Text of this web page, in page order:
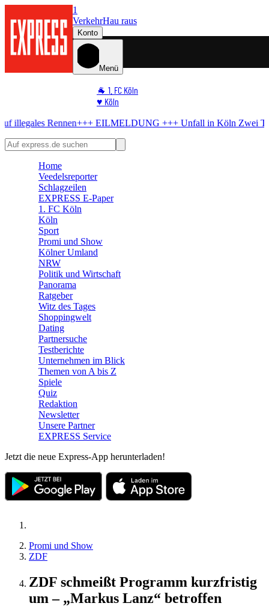
1
VerkehrHau raus
Konto
Menü
🐐 1. FC Köln
♥️ Köln
🏆 Sport
+++ EILMELDUNG +++Unfall in KölnZwei Tote bei Motorrad-
Home
Veedelsreporter
Schlagzeilen
EXPRESS E-Paper
1. FC Köln
Köln
Sport
Promi und Show
Kölner Umland
NRW
Politik und Wirtschaft
Panorama
Ratgeber
Witz des Tages
Shoppingwelt
Dating
Partnersuche
Testberichte
Unternehmen im Blick
Themen von A bis Z
Spiele
Quiz
Redaktion
Newsletter
Unsere Partner
EXPRESS Service
Jetzt die neue Express-App herunterladen!
Promi und Show
ZDF
ZDF schmeißt Programm kurzfristig
um – „Markus Lanz“ betroffen